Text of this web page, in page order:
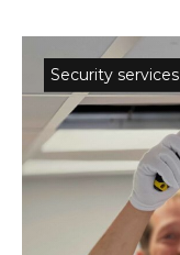
Security services